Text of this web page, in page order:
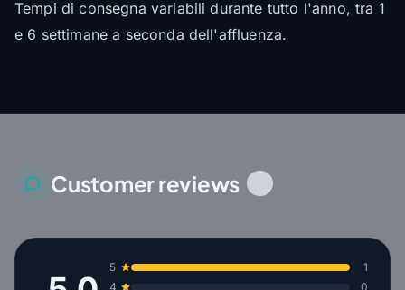
Tempi di consegna variabili durante tutto l'anno, tra 1
e 6 settimane a seconda dell'affluenza.
Customer reviews
5
1
4
0